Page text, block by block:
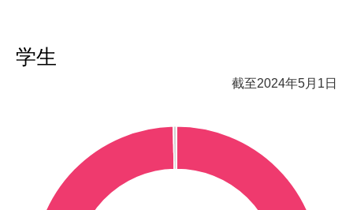
学生
截至2024年5月1日